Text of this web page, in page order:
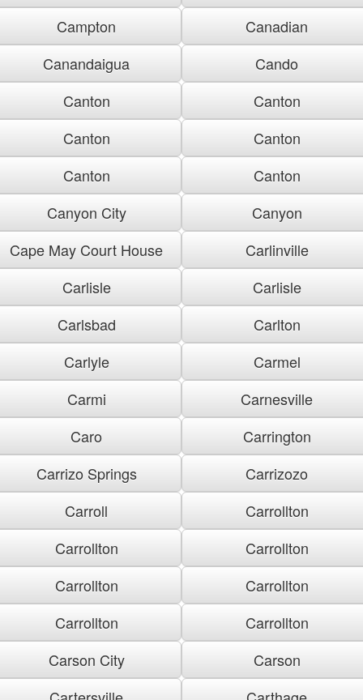
Campton
Canadian
Canandaigua
Cando
Canton
Canton
Canton
Canton
Canton
Canton
Canyon City
Canyon
Cape May Court House
Carlinville
Carlisle
Carlisle
Carlsbad
Carlton
Carlyle
Carmel
Carmi
Carnesville
Caro
Carrington
Carrizo Springs
Carrizozo
Carroll
Carrollton
Carrollton
Carrollton
Carrollton
Carrollton
Carrollton
Carrollton
Carson City
Carson